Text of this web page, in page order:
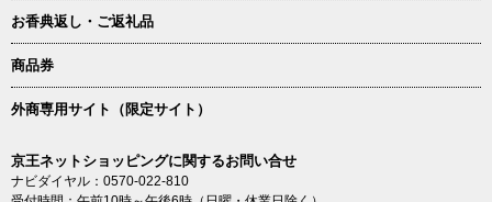
お香典返し・ご返礼品
商品券
外商専用サイト（限定サイト）
京王ネットショッピングに関するお問い合せ
ナビダイヤル：0570-022-810